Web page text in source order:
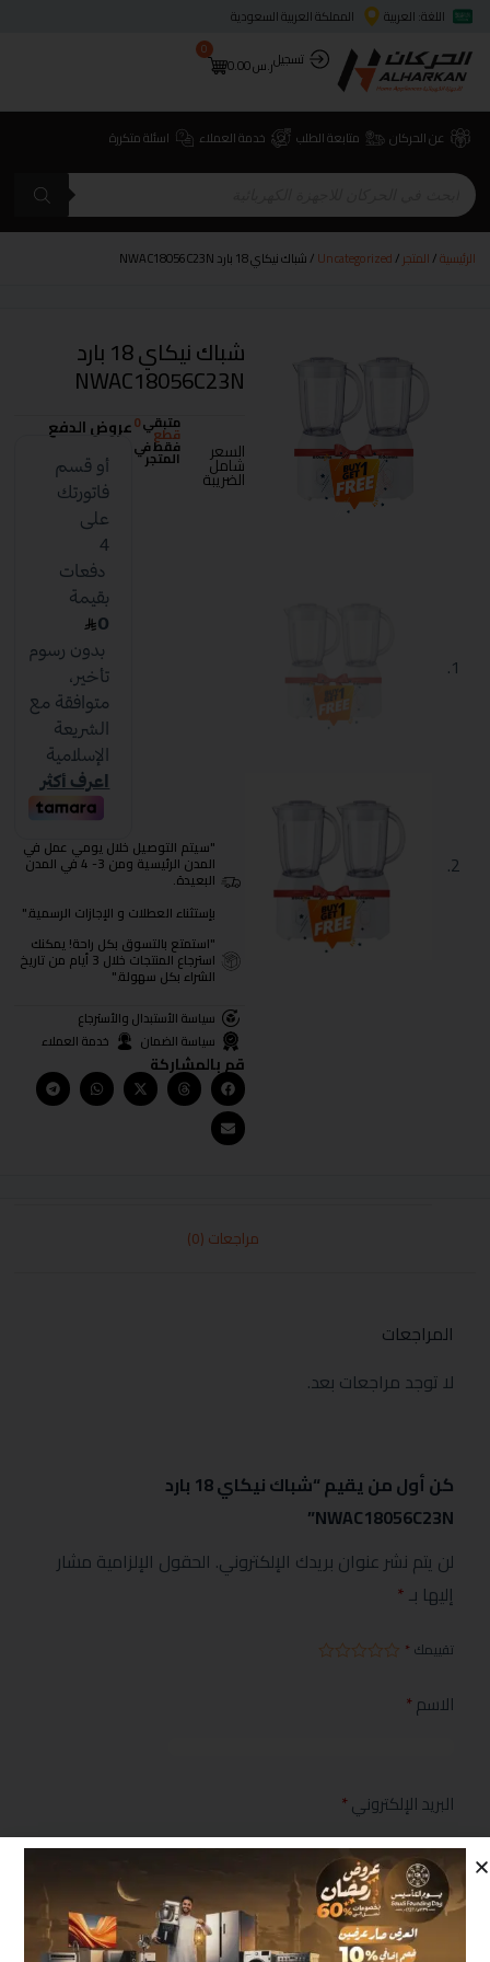
اللغة: العربية
المملكة العربية السعودية
تسجيلر.س0.00
0
عن الحركان متابعة الطلب خدمة العملاء اسئلة متكررة
الرئيسية/المتجر/
Uncategorized/ شباك نيكاي 18 بارد NWAC18056C23N
شباك نيكاي 18 بارد
NWAC18056C23N
السعر
شامل
الضريبة
متبقي0
قطع
فقط في
المتجر
عروض الدفع
"سيتم التوصيل خلال يومي عمل في
المدن الرئيسية ومن 3- 4 في المدن
البعيدة.
بإستثناء العطلات و الإجازات الرسمية."
"استمتع بالتسوق بكل راحة! يمكنك
استرجاع المنتجات خلال 3 أيام من تاريخ
الشراء بكل سهولة."
سياسة الأستبدال والأسترجاع
سياسة الضمان
خدمة العملاء
قم بالمشاركة
مراجعات (0)
المراجعات
لا توجد مراجعات بعد.
كن أول من يقيم “شباك نيكاي 18 بارد
NWAC18056C23N”
لن يتم نشر عنوان بريدك الإلكتروني. الحقول الإلزامية مشار
إليها بـ*
تقييمك *
الاسم*
البريد الإلكتروني*
مراجعتك*